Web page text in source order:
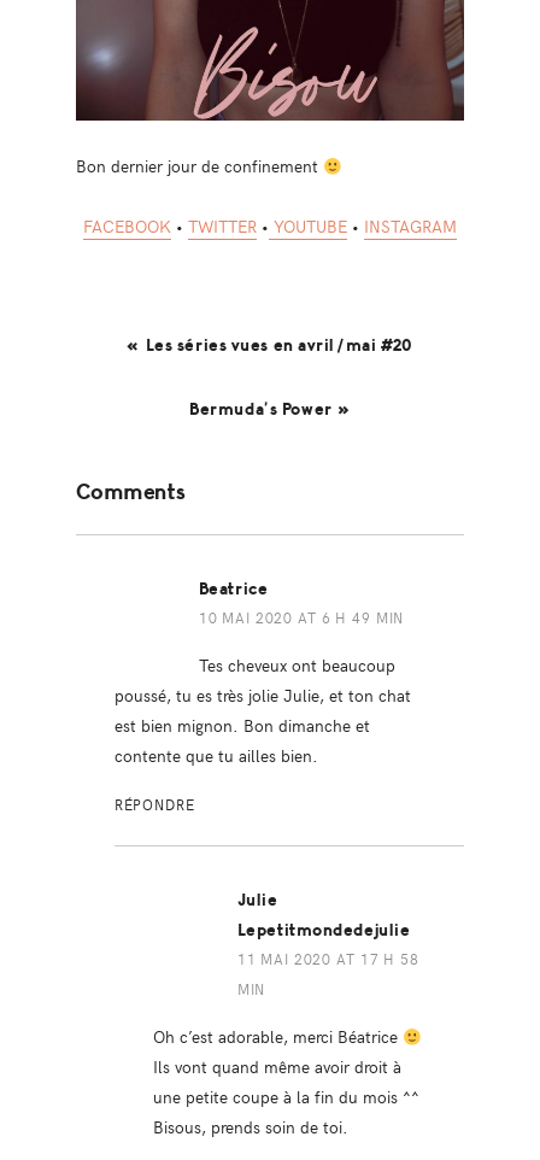
Bon dernier jour de confinement
FACEBOOK • TWITTER • YOUTUBE • INSTAGRAM
« Les séries vues en avril/mai #20
Bermuda’s Power »
Interactions
Comments
Beatrice
10 MAI 2020 AT 6 H 49 MIN
Tes cheveux ont beaucoup
poussé, tu es très jolie Julie, et ton chat
est bien mignon. Bon dimanche et
contente que tu ailles bien.
RÉPONDRE
Julie
Lepetitmondedejulie
11 MAI 2020 AT 17 H 58
MIN
Oh c’est adorable, merci Béatrice
Ils vont quand même avoir droit à
une petite coupe à la fin du mois ^^
Bisous, prends soin de toi.